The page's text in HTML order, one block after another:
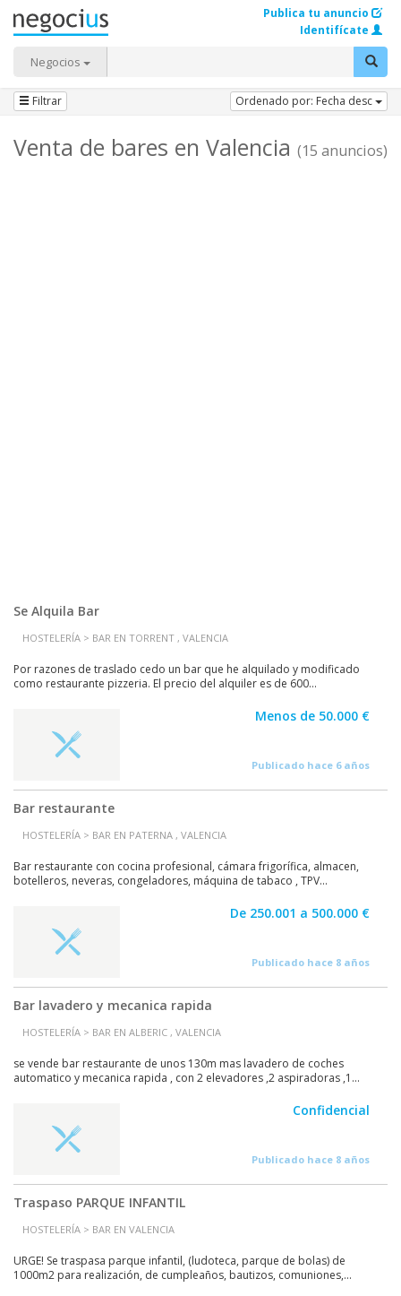
Negocios
Publica tu anuncio
Identifícate
Filtrar Ordenado por: Fecha desc
Venta de bares en Valencia (15 anuncios)
Se Alquila Bar
HOSTELERÍA > BAR EN TORRENT , VALENCIA
Por razones de traslado cedo un bar que he alquilado y modificado
como restaurante pizzeria. El precio del alquiler es de 600...
Menos de 50.000 €
Publicado hace 6 años
Bar restaurante
HOSTELERÍA > BAR EN PATERNA , VALENCIA
Bar restaurante con cocina profesional, cámara frigorífica, almacen,
botelleros, neveras, congeladores, máquina de tabaco , TPV...
De 250.001 a 500.000 €
Publicado hace 8 años
Bar lavadero y mecanica rapida
HOSTELERÍA > BAR EN ALBERIC , VALENCIA
se vende bar restaurante de unos 130m mas lavadero de coches
automatico y mecanica rapida , con 2 elevadores ,2 aspiradoras ,1...
Confidencial
Publicado hace 8 años
Traspaso PARQUE INFANTIL
HOSTELERÍA > BAR EN VALENCIA
URGE! Se traspasa parque infantil, (ludoteca, parque de bolas) de
1000m2 para realización, de cumpleaños, bautizos, comuniones,...